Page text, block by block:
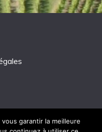
garantir la meilleure